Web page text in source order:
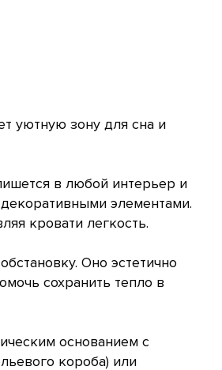
уютную зону для сна и
в любой интерьер и
элементами.
кровати легкость.
Оно эстетично
сохранить тепло в
основанием с
короба) или